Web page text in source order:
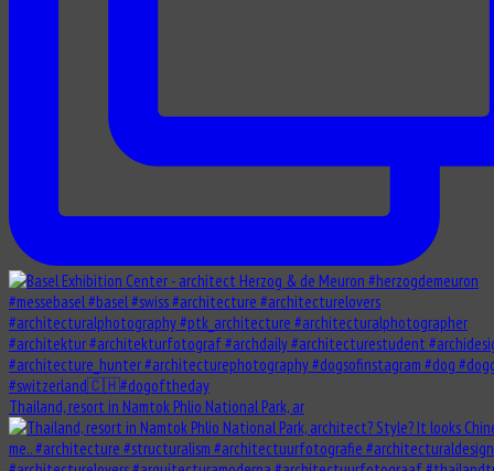
Thailand, resort in Namtok Phlio National Park, ar